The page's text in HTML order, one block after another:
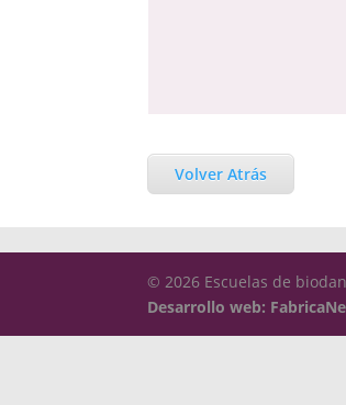
Volver Atrás
© 2026 Escuelas de
Desarrollo web: